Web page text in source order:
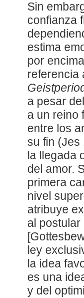
Sin
confianza
estima
por
referencia
a pesar
a un reino
entre los
su fin (Jes
la llegada
del amor.
primera
nivel
atribuye
al
ley
la idea
es una
y del